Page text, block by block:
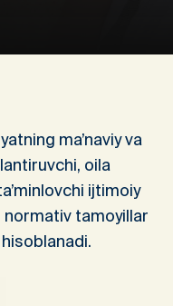
ma’naviy va
oila
ijtimoiy
normativ tamoyillar